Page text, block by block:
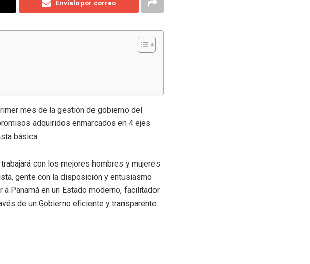
Envíalo por correo
mes de la gestión de gobierno del
adquiridos enmarcados en 4 ejes
básica.
con los mejores hombres y mujeres
gente con la disposición y entusiasmo
Panamá en un Estado moderno, facilitador
de un Gobierno eficiente y transparente.